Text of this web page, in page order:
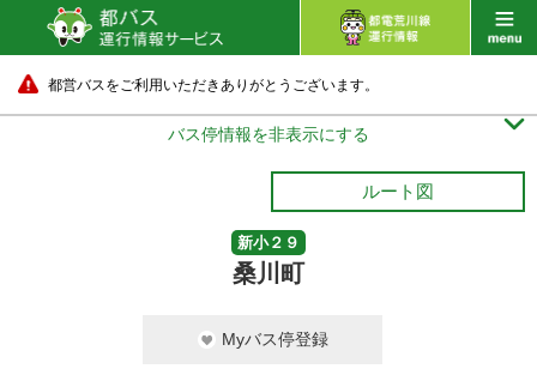
都営バスをご利用いただきありがとうございます。
バス停情報を非表示にする 
ルート図
新小２９
桑川町
Myバス停登録